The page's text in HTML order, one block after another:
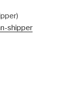
shipper